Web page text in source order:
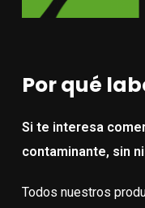
Por qué
Si te interesa
contaminante, sin
Todos nuestros